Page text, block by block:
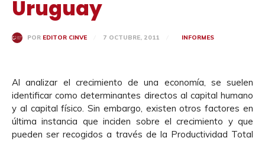
Uruguay
POR EDITOR CINVE 7 OCTUBRE, 2011 INFORMES
Al analizar el crecimiento de una economía, se suelen
identificar como determinantes directos al capital humano
y al capital físico. Sin embargo, existen otros factores en
última instancia que inciden sobre el crecimiento y que
pueden ser recogidos a través de la Productividad Total